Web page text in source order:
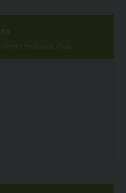
tiedossa, Oulu